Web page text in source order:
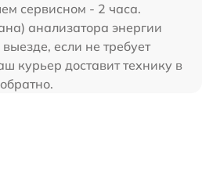
сервисном - 2 часа.
анализатора энергии
если не требует
курьер доставит технику в